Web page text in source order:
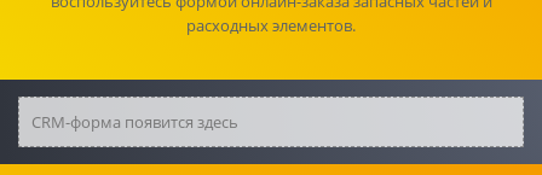
расходных элементов.
CRM-форма появится здесь